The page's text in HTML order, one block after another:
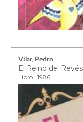
Vilar, Pedro
El Reino del Revés
Libro | 1986